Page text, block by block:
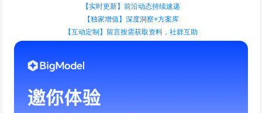
【实时更新】前沿动态持续速递
【独家增值】深度洞察+方案库
【互动定制】留言按需获取资料，社群互助